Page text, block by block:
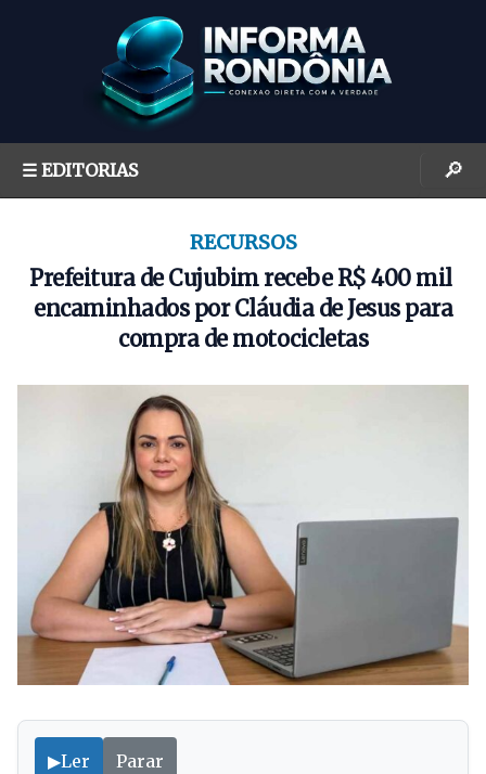
☰ EDITORIAS 🔎
RECURSOS
Prefeitura de Cujubim recebe R$ 400 mil
encaminhados por Cláudia de Jesus para
compra de motocicletas
▶Ler Parar